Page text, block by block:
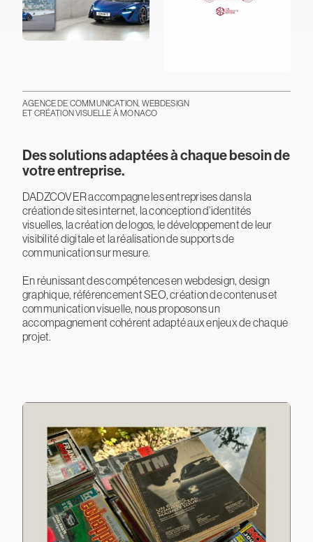
AGENCE DE COMMUNICATION, WEBDESIGN
ET CRÉATION VISUELLE À MONACO
Des solutions adaptées à chaque besoin de
votre entreprise.
DADZCOVER accompagne les entreprises dans la
création de sites internet, la conception d’identités
visuelles, la création de logos, le développement de leur
visibilité digitale et la réalisation de supports de
communication sur mesure.
En réunissant des compétences en webdesign, design
graphique, référencement SEO, création de contenus et
communication visuelle, nous proposons un
accompagnement cohérent adapté aux enjeux de chaque
projet.